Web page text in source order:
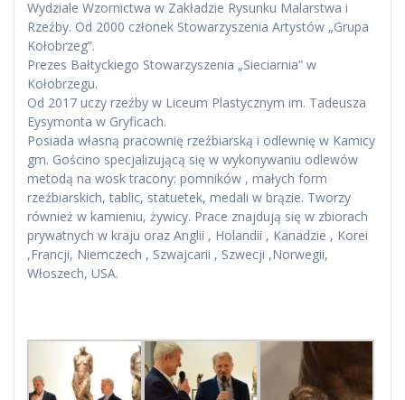
Wydziale Wzornictwa w Zakładzie Rysunku Malarstwa i
Rzeźby. Od 2000 członek Stowarzyszenia Artystów „Grupa
Kołobrzeg”.
Prezes Bałtyckiego Stowarzyszenia „Sieciarnia” w
Kołobrzegu.
Od 2017 uczy rzeźby w Liceum Plastycznym im. Tadeusza
Eysymonta w Gryficach.
Posiada własną pracownię rzeźbiarską i odlewnię w Kamicy
gm. Gościno specjalizującą się w wykonywaniu odlewów
metodą na wosk tracony: pomników , małych form
rzeźbiarskich, tablic, statuetek, medali w brązie. Tworzy
również w kamieniu, żywicy. Prace znajdują się w zbiorach
prywatnych w kraju oraz Anglii , Holandii , Kanadzie , Korei
,Francji, Niemczech , Szwajcarii , Szwecji ,Norwegii,
Włoszech, USA.